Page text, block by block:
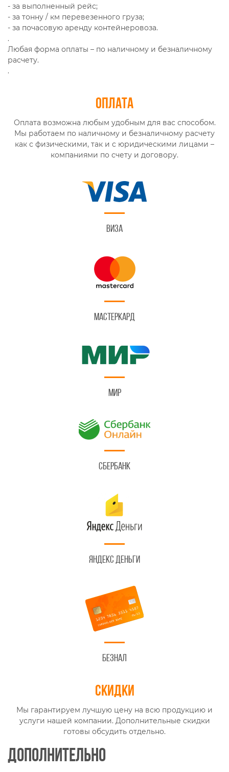
- за выполненный рейс;
- за тонну / км перевезенного груза;
- за почасовую аренду контейнеровоза.
.
Любая форма оплаты – по наличному и безналичному
расчету.
.
Оплата
Оплата возможна любым удобным для вас способом.
Мы работаем по наличному и безналичному расчету
как с физическими, так и с юридическими лицами –
компаниями по счету и договору.
Виза
Мастеркард
Мир
Сбербанк
Яндекс Деньги
Безнал
Скидки
Мы гарантируем лучшую цену на всю продукцию и
услуги нашей компании. Дополнительные скидки
готовы обсудить отдельно.
Дополнительно